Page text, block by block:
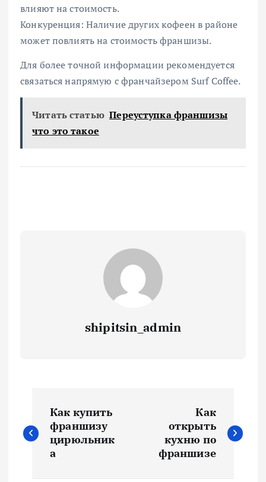
влияют на стоимость.
Конкуренция: Наличие других кофеен в районе
может повлиять на стоимость франшизы.
Для более точной информации рекомендуется
связаться напрямую с франчайзером Surf Coffee.
Читать статью Переуступка франшизы
что это такое
shipitsin_admin
а
Как купить
франшизу
цирюльник
а
Как
открыть
кухню по
франшизе